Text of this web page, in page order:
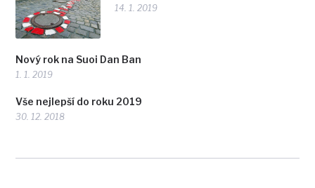
14. 1. 2019
Nový rok na Suoi Dan Ban
1. 1. 2019
Vše nejlepší do roku 2019
30. 12. 2018